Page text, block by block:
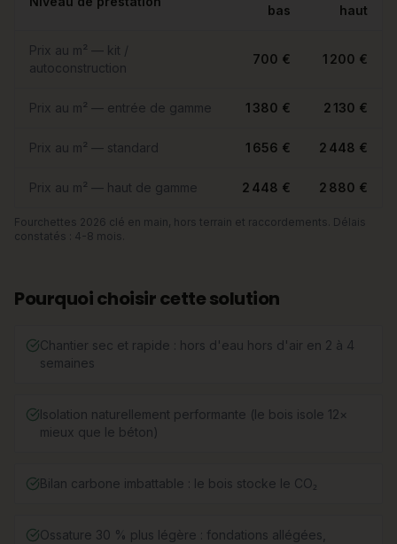
bas
haut
Prix au m² — kit /
autoconstruction
700 € 1 200 €
Prix au m² — entrée de gamme 1 380 € 2 130 €
Prix au m² — standard 1 656 € 2 448 €
Prix au m² — haut de gamme 2 448 € 2 880 €
Fourchettes 2026 clé en main, hors terrain et raccordements. Délais
constatés : 4-8 mois.
Pourquoi choisir cette solution
Chantier sec et rapide : hors d'eau hors d'air en 2 à 4
semaines
Isolation naturellement performante (le bois isole 12×
mieux que le béton)
Bilan carbone imbattable : le bois stocke le CO₂
Ossature 30 % plus légère : fondations allégées,